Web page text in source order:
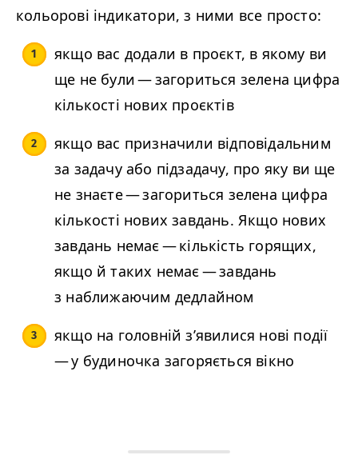
кольорові індикатори, з ними все просто:
якщо вас додали в проєкт, в якому ви
ще не були — загориться зелена цифра
кількості нових проєктів
якщо вас призначили відповідальним
за задачу або підзадачу, про яку ви ще
не знаєте — загориться зелена цифра
кількості нових завдань. Якщо нових
завдань немає — кількість горящих,
якщо й таких немає — завдань
з наближаючим дедлайном
якщо на головній з’явилися нові події
— у будиночка загоряється вікно